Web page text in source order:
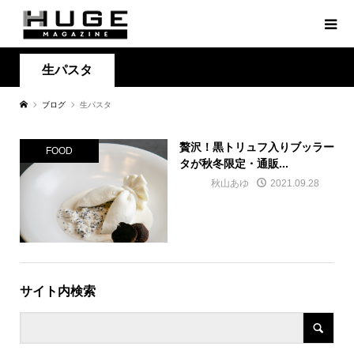
生パスタ
ブログ 生パスタ
FOOD
贅沢！黒トリュフ入りブッラー
タが秋冬限定・通販...
秋山あゆ 2021.09.28
サイト内検索